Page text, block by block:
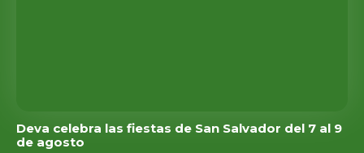
Deva celebra las fiestas de San Salvador del 7 al 9
de agosto